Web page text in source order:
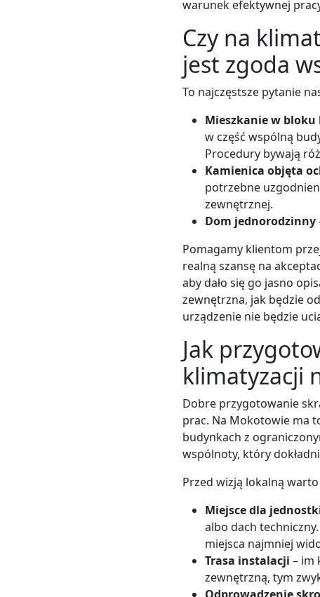
warunek efektywnej
Czy na
jest zgoda
To najczęstsze pytanie
Mieszkanie w
w część wspólną
Procedury bywają
Kamienica objęta
potrzebne
zewnętrznej.
Dom jednorodzinny
Pomagamy klientom
realną szansę na
aby dało się go jasno
zewnętrzna, jak będzie
urządzenie nie będzie
Jak
klimatyzacji
Dobre przygotowanie
prac. Na Mokotowie ma
budynkach z
wspólnoty, który
Przed wizją lokalną
Miejsce dla
albo dach
miejsca najmniej
Trasa instalacji – im
zewnętrzną, tym